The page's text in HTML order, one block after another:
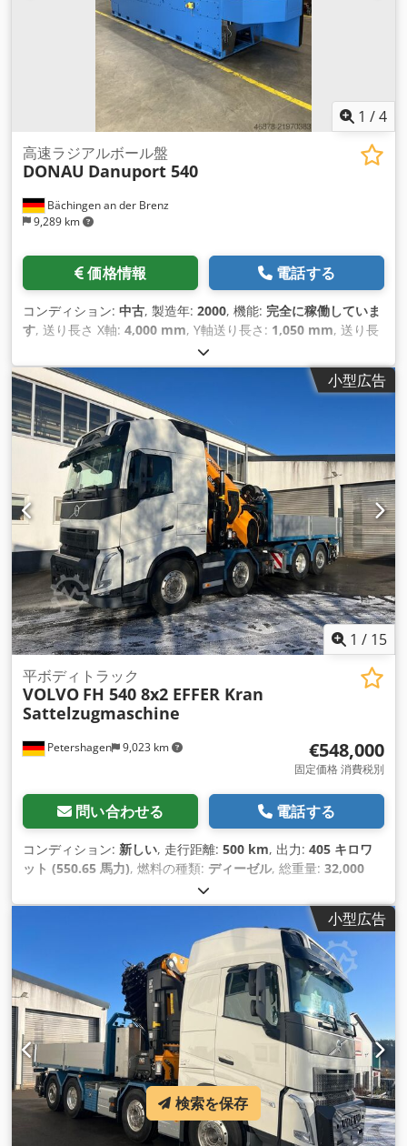
1 /4
Bächingen an der Brenz
9,289 km
高速ラジアルボール盤
DONAU Danuport 540
価格情報 電話する
コンディション: 中古, 製造年: 2000, 機能: 完全に稼働していま
す, 送り長さ X軸: 4,000 mm, Y軸送り長さ: 1,050 mm, 送り長
40 mm
200 mm, キル径:80 mm,
小型広告
1 / 15
Petershagen 9,023 km
平ボディトラック
VOLVO FH 540 8x2 EFFER Kran
Sattelzugmaschine
€548,000
固定価格 消費税別
問い合わせる 電話する
コンディション: 新しい, 走行距離: 500 km, 出力: 405 キロワ
ット (550.65 馬力), 燃料の種類: ディーゼル, 総重量: 32,000
, アクスル構成:
トマチック, 装備:ABS（アンチロック・ブレーキ・システム）,
すすフィルター, エアコン, クレーン, ナビゲーションシステム,
パーキングヒーター, 電子安定制御プログラム (ESP),
小型広告
検索を保存